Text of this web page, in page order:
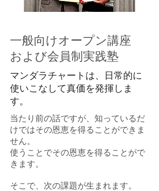
一般向けオープン講座
および会員制実践塾
当たり前の話ですが、知っているだ
けではその恩恵を得ることができま
せん。
使うことでその恩恵を得ることがで
きます。
そこで、次の課題が生まれます。
マンダラチャートは、日常的に
使いこなして真価を発揮しま
す。